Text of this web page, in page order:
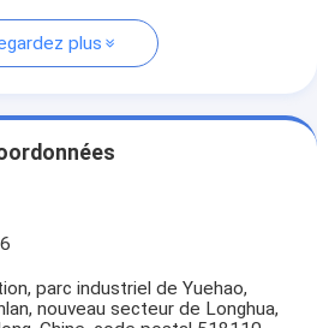
plus
parc industriel de Yuehao,
nouveau secteur de Longhua,